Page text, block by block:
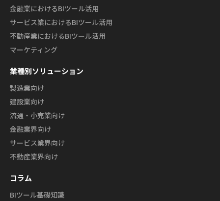
金融業におけるBIツール活用
サービス業におけるBIツール活用
不動産業におけるBIツール活用
マーケティング
業種別ソリューション
製造業向け
建設業向け
流通・小売業向け
金融業界向け
サービス業界向け
不動産業界向け
コラム
BIツール基礎知識